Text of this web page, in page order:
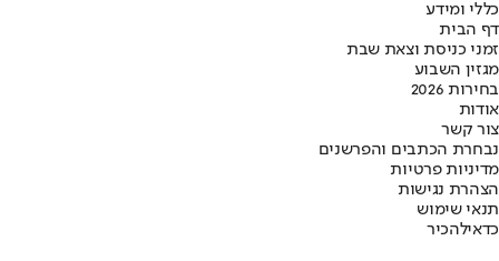
כללי ומידע
דף הבית
זמני כניסת וצאת שבת
מגזין השבוע
בחירות 2026
אודות
צור קשר
נבחרת הכתבים והפרשנים
מדיניות פרטיות
הצהרת נגישות
תנאי שימוש
כדאילהכיר